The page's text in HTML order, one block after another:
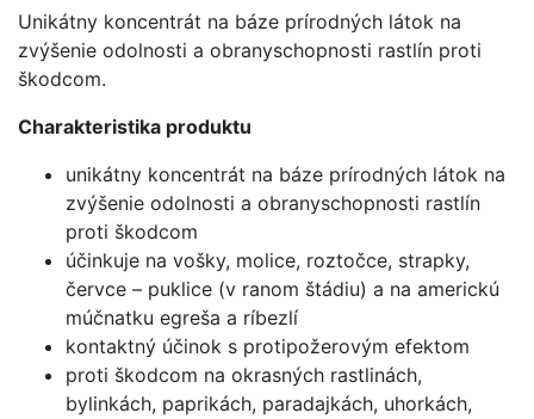
Unikátny koncentrát na báze prírodných látok na
zvýšenie odolnosti a obranyschopnosti rastlín proti
škodcom.
Charakteristika produktu
unikátny koncentrát na báze prírodných látok na
zvýšenie odolnosti a obranyschopnosti rastlín
proti škodcom
účinkuje na vošky, molice, roztočce, strapky,
červce – puklice (v ranom štádiu) a na americkú
múčnatku egreša a ríbezlí
kontaktný účinok s protipožerovým efektom
proti škodcom na okrasných rastlinách,
bylinkách, paprikách, paradajkách, uhorkách,